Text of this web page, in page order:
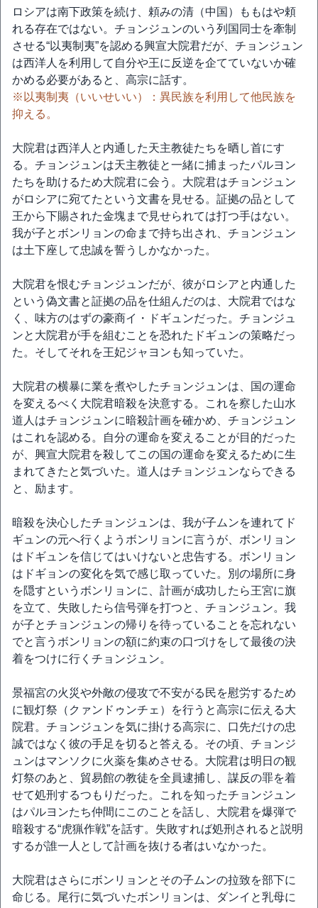
ロシアは南下政策を続け、頼みの清（中国）ももはや頼
れる存在ではない。チョンジュンのいう列国同士を牽制
させる“以夷制夷”を認める興宣大院君だが、チョンジュン
は西洋人を利用して自分や王に反逆を企てていないか確
かめる必要があると、高宗に話す。
※以夷制夷（いいせいい）：異民族を利用して他民族を
抑える。
大院君は西洋人と内通した天主教徒たちを晒し首にす
る。チョンジュンは天主教徒と一緒に捕まったパルヨン
たちを助けるため大院君に会う。大院君はチョンジュン
がロシアに宛てたという文書を見せる。証拠の品として
王から下賜された金塊まで見せられては打つ手はない。
我が子とボンリョンの命まで持ち出され、チョンジュン
は土下座して忠誠を誓うしかなかった。
大院君を恨むチョンジュンだが、彼がロシアと内通した
という偽文書と証拠の品を仕組んだのは、大院君ではな
く、味方のはずの豪商イ・ドギュンだった。チョンジュ
ンと大院君が手を組むことを恐れたドギュンの策略だっ
た。そしてそれを王妃ジャヨンも知っていた。
大院君の横暴に業を煮やしたチョンジュンは、国の運命
を変えるべく大院君暗殺を決意する。これを察した山水
道人はチョンジュンに暗殺計画を確かめ、チョンジュン
はこれを認める。自分の運命を変えることが目的だった
が、興宣大院君を殺してこの国の運命を変えるために生
まれてきたと気づいた。道人はチョンジュンならできる
と、励ます。
暗殺を決心したチョンジュンは、我が子ムンを連れてド
ギュンの元へ行くようボンリョンに言うが、ボンリョン
はドギュンを信じてはいけないと忠告する。ボンリョン
はドギョンの変化を気で感じ取っていた。別の場所に身
を隠すというボンリョンに、計画が成功したら王宮に旗
を立て、失敗したら信号弾を打つと、チョンジュン。我
が子とチョンジュンの帰りを待っていることを忘れない
でと言うボンリョンの額に約束の口づけをして最後の決
着をつけに行くチョンジュン。
景福宮の火災や外敵の侵攻で不安がる民を慰労するため
に観灯祭（クァンドゥンチェ）を行うと高宗に伝える大
院君。チョンジュンを気に掛ける高宗に、口先だけの忠
誠ではなく彼の手足を切ると答える。その頃、チョンジ
ュンはマンソクに火薬を集めさせる。大院君は明日の観
灯祭のあと、貿易館の教徒を全員逮捕し、謀反の罪を着
せて処刑するつもりだった。これを知ったチョンジュン
はパルヨンたち仲間にこのことを話し、大院君を爆弾で
暗殺する“虎猟作戦”を話す。失敗すれば処刑されると説明
するが誰一人として計画を抜ける者はいなかった。
大院君はさらにボンリョンとその子ムンの拉致を部下に
命じる。尾行に気づいたボンリョンは、ダンイと乳母に